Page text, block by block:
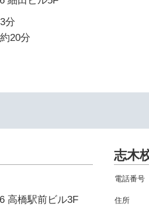
分
20分
高橋駅前ビル3F
志木